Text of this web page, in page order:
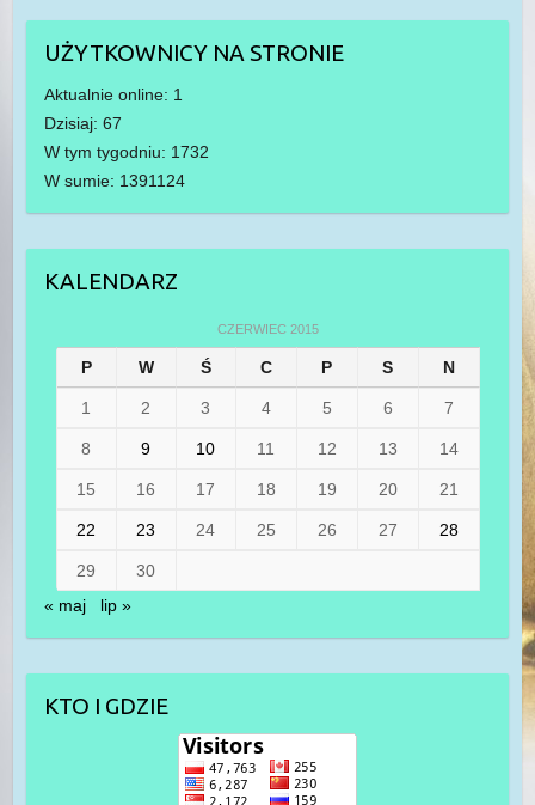
UŻYTKOWNICY NA STRONIE
Aktualnie online: 1
Dzisiaj: 67
W tym tygodniu: 1732
W sumie: 1391124
KALENDARZ
CZERWIEC 2015
P W Ś C P S N
1 2 3 4 5 6 7
8 9 10 11 12 13 14
15 16 17 18 19 20 21
22 23 24 25 26 27 28
29
30
« maj
lip »
KTO I GDZIE